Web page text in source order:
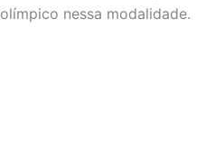
olímpico nessa modalidade.